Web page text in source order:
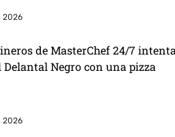
2026
de MasterChef 24/7
Negro con una pizza
2026